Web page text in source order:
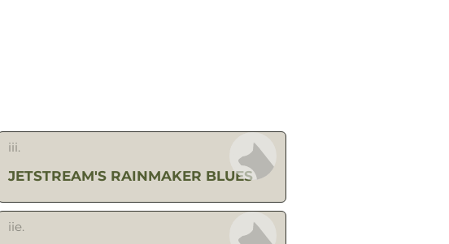
iii.
JETSTREAM'S RAINMAKER BLUES
iie.